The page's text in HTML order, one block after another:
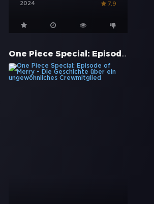
2024 7.9
One Piece Special: Episode of Merry - Die Geschichte über ein ungewöhnliches Crewmitglied